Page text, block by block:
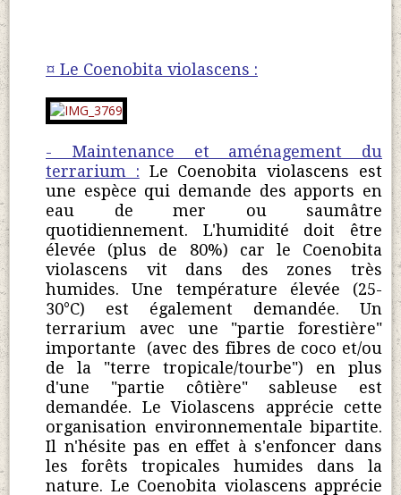
¤ Le Coenobita violascens :
- Maintenance et aménagement du
terrarium : Le Coenobita violascens est
une espèce qui demande des apports en
eau de mer ou saumâtre
quotidiennement. L'humidité doit être
élevée (plus de 80%) car le Coenobita
violascens vit dans des zones très
humides. Une température élevée (25-
30°C) est également demandée. Un
terrarium avec une "partie forestière"
importante (avec des fibres de coco et/ou
de la "terre tropicale/tourbe") en plus
d'une "partie côtière" sableuse est
demandée. Le Violascens apprécie cette
organisation environnementale bipartite.
Il n'hésite pas en effet à s'enfoncer dans
les forêts tropicales humides dans la
nature. Le Coenobita violascens apprécie